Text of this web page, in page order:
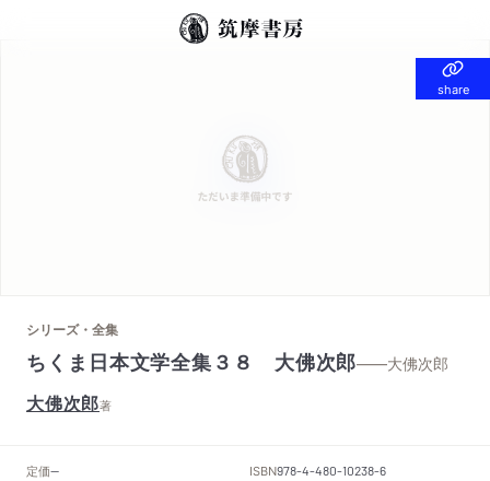
share
share
シリーズ・全集
ちくま日本文学全集３８ 大佛次郎——大佛次郎
大佛次郎著
定価-- ISBN978-4-480-10238-6